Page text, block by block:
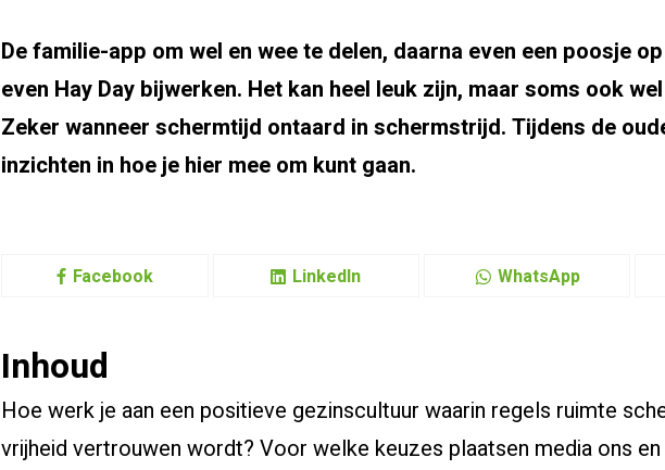
De familie-app om wel en wee te delen, daarna even een poosje
even Hay Day bijwerken. Het kan heel leuk zijn, maar soms ook
Zeker wanneer schermtijd ontaard in schermstrijd. Tijdens de
inzichten in hoe je hier mee om kunt gaan.
Facebook LinkedIn WhatsApp
Inhoud
Hoe werk je aan een positieve gezinscultuur waarin regels ruimte
vrijheid vertrouwen wordt? Voor welke keuzes plaatsen media ons en